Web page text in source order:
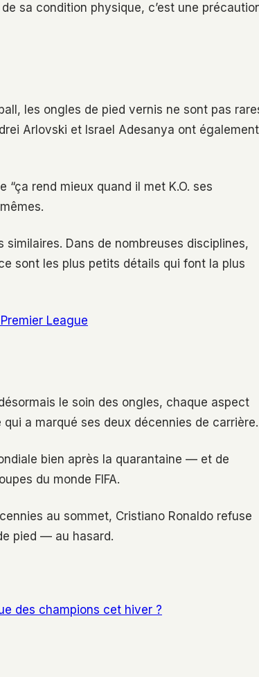
de sa condition physique, c’est une
les ongles de pied vernis ne sont pas
Arlovski et Israel Adesanya ont également
rend mieux quand il met K.O. ses
Dans de nombreuses disciplines,
sont les plus petits détails qui font la plus
League
le soin des ongles, chaque aspect
a marqué ses deux décennies de carrière.
bien après la quarantaine — et de
du monde FIFA.
au sommet, Cristiano Ronaldo refuse
pied — au hasard.
des champions cet hiver ?